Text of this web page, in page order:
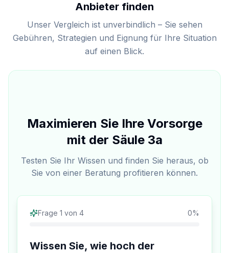
Anbieter finden
Unser Vergleich ist unverbindlich – Sie sehen
Gebühren, Strategien und Eignung für Ihre Situation
auf einen Blick.
Maximieren Sie Ihre Vorsorge
mit der Säule 3a
Testen Sie Ihr Wissen und finden Sie heraus, ob
Sie von einer Beratung profitieren können.
Frage 1 von 4 0%
Wissen Sie, wie hoch der